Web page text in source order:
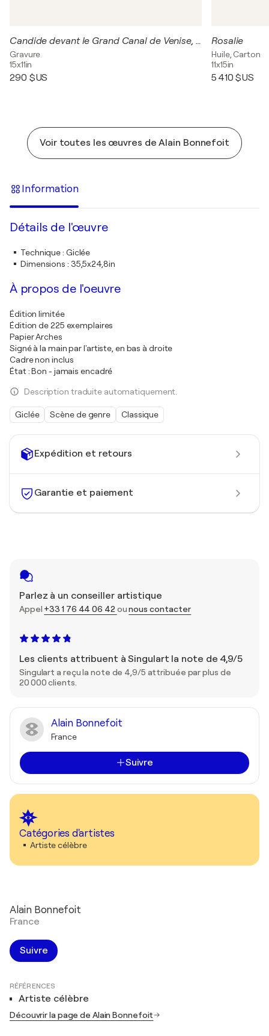
Expédition et retours
Garantie et paiement
Parlez à un conseiller artistique
Appel +33 1 76 44 06 42 ounous contacter
Les clients attribuent à Singulart la note de 4,9/5
Singulart a reçu la note de 4,9/5 attribuée par plus de
20 000 clients.
Alain Bonnefoit
France
Suivre
Catégories d'artistes
Artiste célèbre
Candide devant le Grand Canal de Venise, Gravure originale signée
Gravure
15x11in
290 $US
Rosalie
Huile, Carton
11x15in
5 410 $US
Voir toutes les œuvres de Alain Bonnefoit
Information
Détails de l'œuvre
Technique: Giclée
Dimensions : 35,5x24,8in
À propos de l'oeuvre
Édition limitée
Édition de 225 exemplaires
Papier Arches
Signé à la main par l'artiste, en bas à droite
Cadre non inclus
État : Bon - jamais encadré
Description traduite automatiquement.
Giclée Scène de genre Classique
Alain Bonnefoit
France
Suivre
RÉFÉRENCES
Artiste célèbre
Découvrir la page de Alain Bonnefoit